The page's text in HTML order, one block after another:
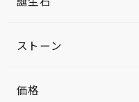
ストーン
価格